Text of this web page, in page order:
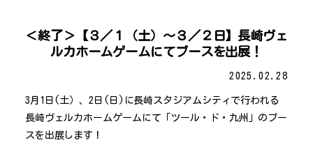
＜終了＞【３／１（土）～３／２日】長崎ヴェ
ルカホームゲームにてブースを出展！
2025.02.28
3月1日(土）、2日(日)に長崎スタジアムシティで行われる
長崎ヴェルカホームゲームにて「ツール・ド・九州」のブー
スを出展します！